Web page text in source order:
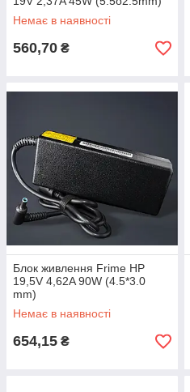
Немає в наявності
560,70 ₴
Блок живлення Frime HP
19,5V 4,62A 90W (4.5*3.0
mm)
Немає в наявності
654,15 ₴